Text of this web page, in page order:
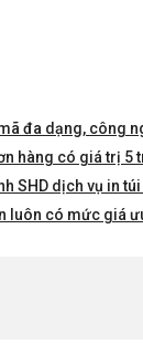
đa dạng, công
hàng có giá trị
SHD dịch vụ in
luôn có mức giá